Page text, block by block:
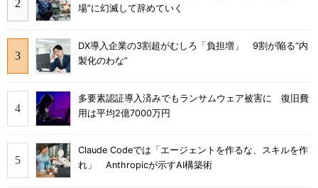
場”に幻滅して辞めていく
DX導入企業の3割超がむしろ「負担増」 9割が陥る“内
製化のわな”
多要素認証導入済みでもランサムウェア被害に 復旧費
用は平均2億7000万円
Claude Codeでは「エージェントを作るな、スキルを作
れ」 Anthropicが示すAI構築術